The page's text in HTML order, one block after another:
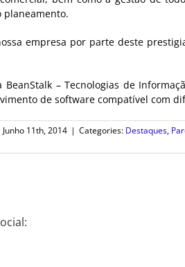
planeamento.
empresa por parte deste
– Tecnologias de
de software compatível com
Junho 11th, 2014 | Categories: Destaques,